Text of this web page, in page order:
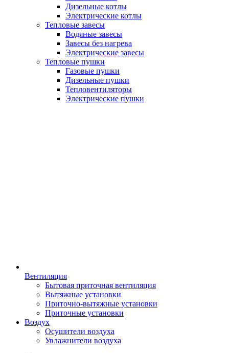
Дизельные котлы
Электрические котлы
Тепловые завесы
Водяные завесы
Завесы без нагрева
Электрические завесы
Тепловые пушки
Газовые пушки
Дизельные пушки
Тепловентиляторы
Электрические пушки
Вентиляция
Бытовая приточная вентиляция
Вытяжные установки
Приточно-вытяжные установки
Приточные установки
Воздух
Осушители воздуха
Увлажнители воздуха